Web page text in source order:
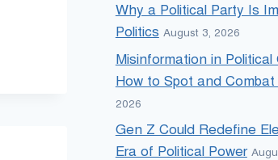
Why a Political Party Is
Politics August 3, 2026
Misinformation in Political
How to Spot and Combat
2026
Gen Z Could Redefine
Era of Political Power